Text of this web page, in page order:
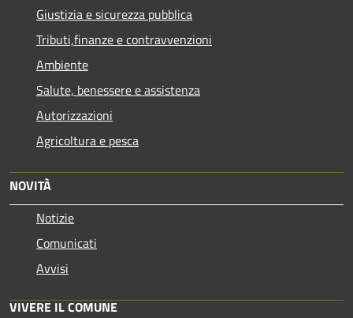
Giustizia e sicurezza pubblica
Tributi,finanze e contravvenzioni
Ambiente
Salute, benessere e assistenza
Autorizzazioni
Agricoltura e pesca
NOVITÀ
Notizie
Comunicati
Avvisi
VIVERE IL COMUNE